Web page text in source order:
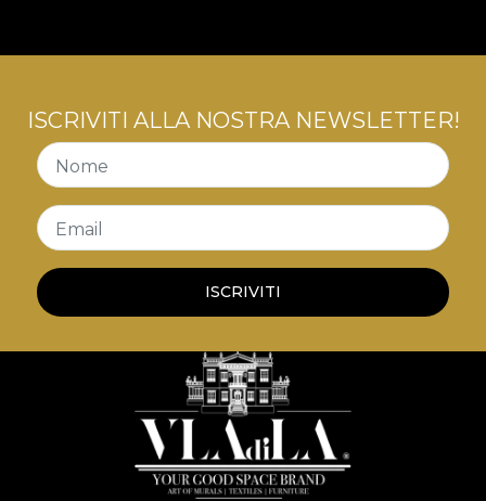
ISCRIVITI ALLA NOSTRA NEWSLETTER!
Nome
Email
ISCRIVITI